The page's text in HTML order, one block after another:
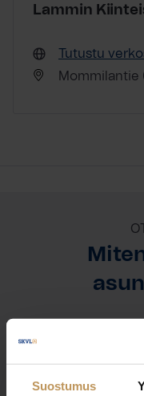
Suostumus
Lammin
Tutustu
Mommilantie
Jätä
Henri